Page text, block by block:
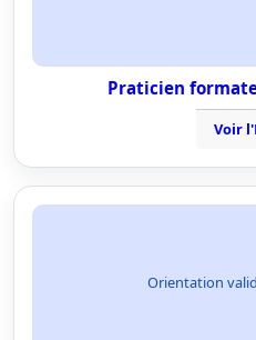
Praticien
Voir
Orientation